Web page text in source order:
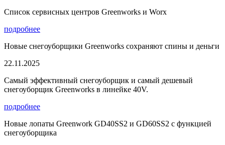
Список сервисных центров Greenworks и Worx
подробнее
Новые снегоуборщики Greenworks сохраняют спины и деньги
22.11.2025
Самый эффективный снегоуборщик и самый дешевый
снегоуборщик Greenworks в линейке 40V.
подробнее
Новые лопаты Greenwork GD40SS2 и GD60SS2 с функцией
снегоуборщика